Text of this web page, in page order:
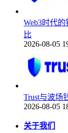
Web3时代
比
2026-08-05
Trust与波场
2026-08-05
关于我们